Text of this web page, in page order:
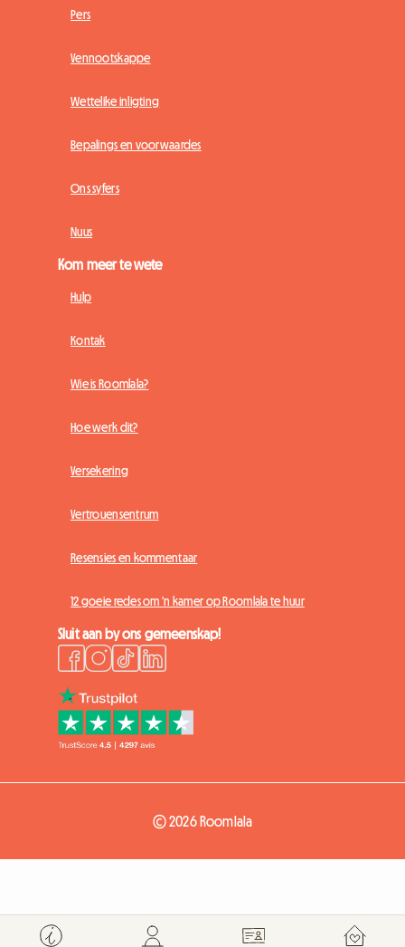
Pers
Vennootskappe
Wettelike inligting
Bepalings en voorwaardes
Ons syfers
Nuus
Kom meer te wete
Hulp
Kontak
Wie is Roomlala?
Hoe werk dit?
Versekering
Vertrouensentrum
Resensies en kommentaar
12 goeie redes om 'n kamer op Roomlala te huur
Sluit aan by ons gemeenskap!
© 2026 Roomlala